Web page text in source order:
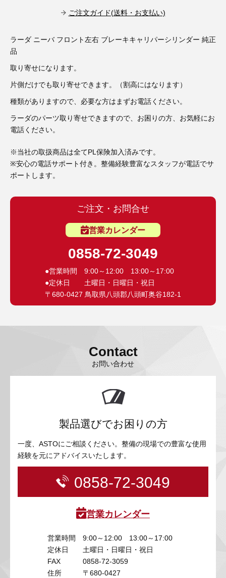
ホイールロック取り外しツール（6）
3D プリンターペン（8）
ライト関連（6）
その他（12）
ご注文ガイド(送料・お支払い)
ラーダ ニーバ フロント左右 ブレーキキャリパーシリンダー 純正
品
取り寄せになります。
片側だけでも取り寄せできます。（割高にはなります）
種類がありますので、必要な方はまずお電話ください。
ラーダのパーツ取り寄せできますので、お困りの方、お気軽にお
電話ください。
※当社の取扱商品は全てPL保険加入済みです。
※安心の電話サポート付き。整備経験豊富なスタッフが電話でサ
ポートします。
ご注文・お問合せ
営業カレンダー
0858-72-3049
●営業時間 9:00～12:00 13:00～17:00
●定休日 土曜日・日曜日・祝日
〒680-0427 鳥取県八頭郡八頭町奥谷182-1
Contact
お問い合わせ
製品選びでお困りの方
一度、ASTOにご相談ください。整備の現場での豊富な使用
経験を元にアドバイスいたします。
0858-72-3049
営業カレンダー
営業時間
9:00～12:00 13:00～17:00
定休日
土曜日・日曜日・祝日
FAX
0858-72-3059
住所
〒680-0427